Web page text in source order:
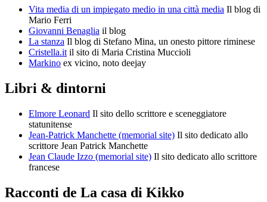
Vita media di un impiegato medio in una città media Il blog di
Mario Ferri
Giovanni Benaglia il blog
La stanza Il blog di Stefano Mina, un onesto pittore riminese
Cristella.it il sito di Maria Cristina Muccioli
Markino ex vicino, noto deejay
Libri & dintorni
Elmore Leonard Il sito dello scrittore e sceneggiatore
statunitense
Jean-Patrick Manchette (memorial site) Il sito dedicato allo
scrittore Jean Patrick Manchette
Jean Claude Izzo (memorial site) Il sito dedicato allo scrittore
francese
Racconti de La casa di Kikko